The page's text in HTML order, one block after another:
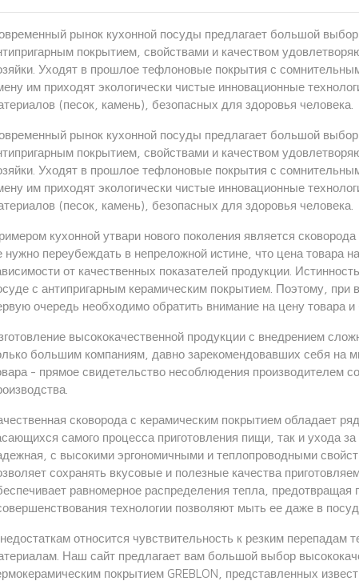
рынок кухонной посуды предлагает большой
покрытием, свойствами и качеством
Уходят в прошлое тефлоновые покрытия с
им приходят экологически чистые инновационные
(песок, камень), безопасных для здоровья человека.
рынок кухонной посуды предлагает большой
покрытием, свойствами и качеством
Уходят в прошлое тефлоновые покрытия с
им приходят экологически чистые инновационные
(песок, камень), безопасных для здоровья человека.
кухонной утвари нового поколения является
нужно переубеждать в непреложной истине, что цена товара
от качественных показателей продукции.
с антипригарным керамическим покрытием. Поэтому, при
очередь необходимо обратить внимание на цену товара и
высококачественной продукции с внедрением
большим компаниям, давно зарекомендовавших себя на
- прямое свидетельство несоблюдения производителем
сковорода с керамическим покрытием обладает
самого процесса приготовления пищи, так и ухода
с высокими эргономичными и теплопроводными
сохранять вкусовые и полезные качества
равномерное распределения тепла, предотвращая
технологии позволяют мыть ее даже в
относится чувствительность к резким перепадам
Наш сайт предлагает вам большой выбор
покрытием GREBLON, представленных